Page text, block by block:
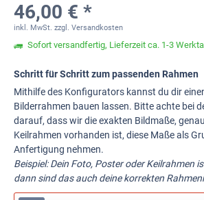
46,00 € *
inkl. MwSt. zzgl. Versandkosten
Sofort versandfertig, Lieferzeit ca. 1-3
Schritt für Schritt zum passenden Rahmen
Mithilfe des Konfigurators kannst du dir
Bilderrahmen bauen lassen. Bitte achte bei
darauf, dass wir die exakten Bildmaße,
Keilrahmen vorhanden ist, diese Maße als
Anfertigung nehmen.
Beispiel: Dein Foto, Poster oder Keilrahmen
dann sind das auch deine korrekten